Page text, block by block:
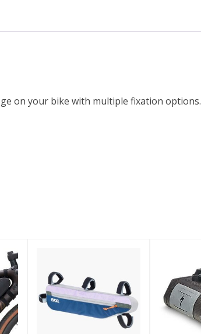
on your bike with multiple fixation options.